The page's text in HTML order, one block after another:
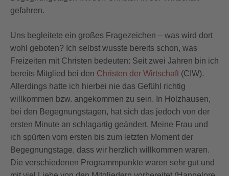
gefahren.
Uns begleitete ein großes Fragezeichen – was wird dort
wohl geboten? Ich selbst wusste bereits schon, was
Freizeiten mit Christen bedeuten: Seit zwei Jahren bin ich
bereits Mitglied bei den Christen der Wirtschaft (CIW).
Allerdings hatte ich hierbei nie das Gefühl richtig
willkommen bzw. angekommen zu sein. In Holzhausen,
bei den Begegnungstagen, hat sich das jedoch von der
ersten Minute an schlagartig geändert. Meine Frau und
ich spürten vom ersten bis zum letzten Moment der
Begegnungstage, dass wir herzlich willkommen waren.
Die verschiedenen Programmpunkte waren sehr gut und